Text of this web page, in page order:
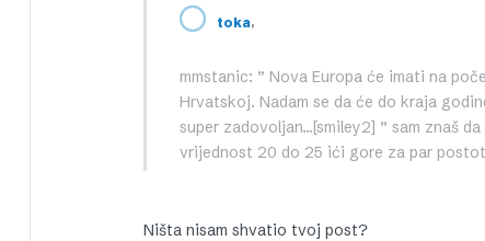
toka,
mmstanic: ” Nova Europa će imati na
Hrvatskoj. Nadam se da će do kraja
super zadovoljan…[smiley2] ” sam znaš
vrijednost 20 do 25 ići gore za par
Ništa nisam shvatio tvoj post?